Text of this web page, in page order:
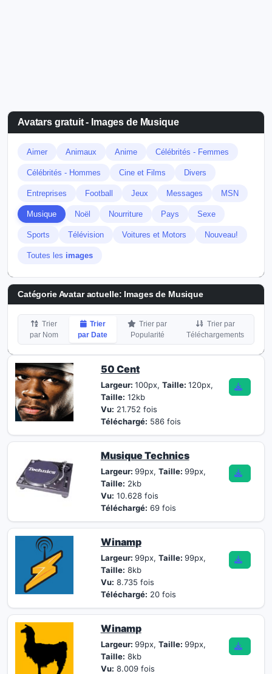
Avatars gratuit - Images de Musique
Aimer Animaux Anime Célébrités - Femmes
Célébrités - Hommes Cine et Films Divers
Entreprises Football Jeux Messages MSN
Musique Noël Nourriture Pays Sexe
Sports Télévision Voitures et Motors Nouveau!
Toutes les images
Catégorie Avatar actuelle: Images de Musique
Trier
par Nom
Trier
par Date
Trier par
Popularité
Trier par
Téléchargements
50 Cent
Largeur: 100px, Taille: 120px,
Taille: 12kb
Vu: 21.752 fois
Téléchargé: 586 fois
Musique Technics
Largeur: 99px, Taille: 99px,
Taille: 2kb
Vu: 10.628 fois
Téléchargé: 69 fois
Winamp
Largeur: 99px, Taille: 99px,
Taille: 8kb
Vu: 8.735 fois
Téléchargé: 20 fois
Winamp
Largeur: 99px, Taille: 99px,
Taille: 8kb
Vu: 8.009 fois